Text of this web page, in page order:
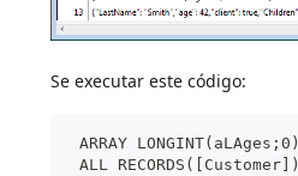
Se executar este código:
ARRAY LONGINT(aLAges;0)
ALL RECORDS([Customer])